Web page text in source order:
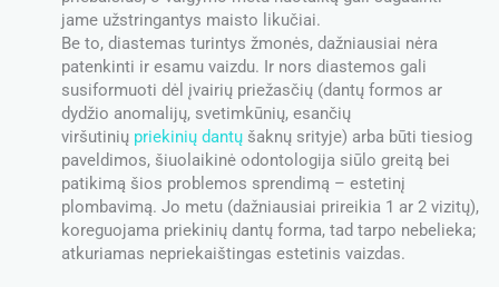
jame užstringantys maisto likučiai.
Be to, diastemas turintys žmonės, dažniausiai nėra
patenkinti ir esamu vaizdu. Ir nors diastemos gali
susiformuoti dėl įvairių priežasčių (dantų formos ar
dydžio anomalijų, svetimkūnių, esančių
viršutinių priekinių dantų šaknų srityje) arba būti tiesiog
paveldimos, šiuolaikinė odontologija siūlo greitą bei
patikimą šios problemos sprendimą – estetinį
plombavimą. Jo metu (dažniausiai prireikia 1 ar 2 vizitų),
koreguojama priekinių dantų forma, tad tarpo nebelieka;
atkuriamas nepriekaištingas estetinis vaizdas.